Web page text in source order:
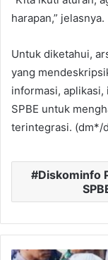
harapan,” jelasnya.
Untuk diketahui,
yang
informasi, aplikasi,
SPBE untuk
terintegrasi. (dm*/
Diskominfo